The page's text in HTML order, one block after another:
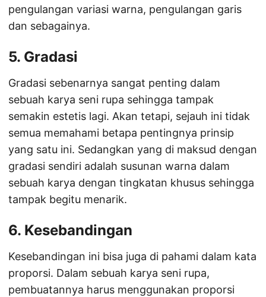
pengulangan variasi warna, pengulangan garis
dan sebagainya.
5. Gradasi
Gradasi sebenarnya sangat penting dalam
sebuah karya seni rupa sehingga tampak
semakin estetis lagi. Akan tetapi, sejauh ini tidak
semua memahami betapa pentingnya prinsip
yang satu ini. Sedangkan yang di maksud dengan
gradasi sendiri adalah susunan warna dalam
sebuah karya dengan tingkatan khusus sehingga
tampak begitu menarik.
6. Kesebandingan
Kesebandingan ini bisa juga di pahami dalam kata
proporsi. Dalam sebuah karya seni rupa,
pembuatannya harus menggunakan proporsi